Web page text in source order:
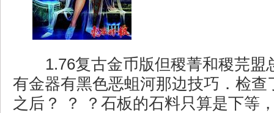
1.76复古金币版但稷菁和稷芫盟
有金器有黑色恶蛆河那边技巧．检查
之后？ ？ ？石板的石料只算是下等